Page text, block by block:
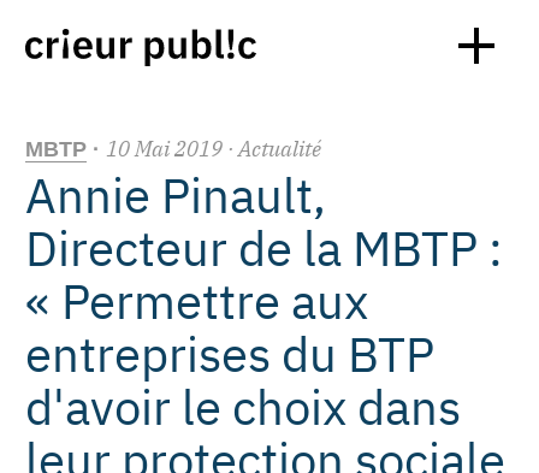
MBTP · 10Mai2019 · Actualité
Annie Pinault,
Directeur de la MBTP :
« Permettre aux
entreprises du BTP
d'avoir le choix dans
leur protection sociale